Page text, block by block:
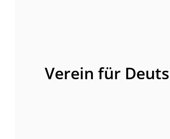
Verein für